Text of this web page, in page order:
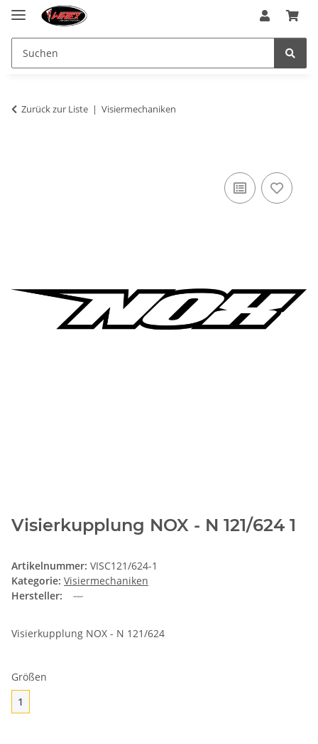
Zurück zur Liste Visiermechaniken
Visierkupplung NOX - N 121/624 1
Artikelnummer: VISC121/624-1
Kategorie: Visiermechaniken
Hersteller:
Visierkupplung NOX - N 121/624
Größen
1